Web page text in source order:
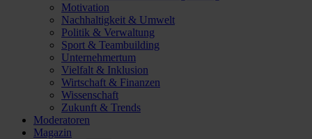
Motivation
Nachhaltigkeit & Umwelt
Politik & Verwaltung
Sport & Teambuilding
Unternehmertum
Vielfalt & Inklusion
Wirtschaft & Finanzen
Wissenschaft
Zukunft & Trends
Moderatoren
Magazin